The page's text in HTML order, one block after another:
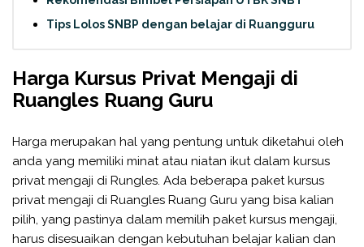
Tips Lolos SNBP dengan belajar di Ruangguru
Harga Kursus Privat Mengaji di
Ruangles Ruang Guru
Harga merupakan hal yang pentung untuk diketahui oleh
anda yang memiliki minat atau niatan ikut dalam kursus
privat mengaji di Rungles. Ada beberapa paket kursus
privat mengaji di Ruangles Ruang Guru yang bisa kalian
pilih, yang pastinya dalam memilih paket kursus mengaji,
harus disesuaikan dengan kebutuhan belajar kalian dan